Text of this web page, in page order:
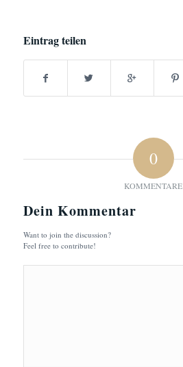
Eintrag teilen
0
KOMMENTARE
Dein Kommentar
Want to join the discussion?
Feel free to contribute!